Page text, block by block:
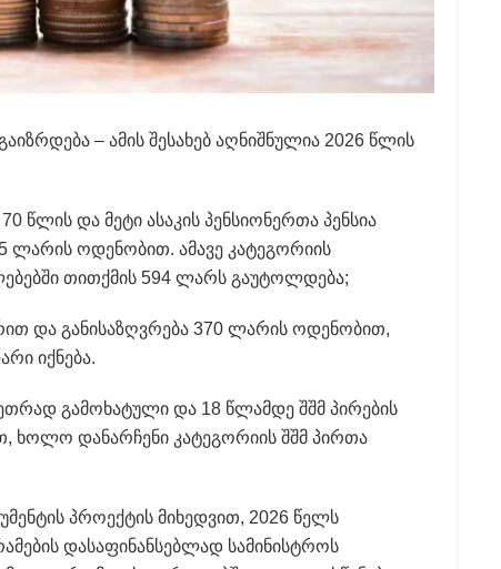
– ამის შესახებ აღნიშნულია 2026 წლის
და მეტი ასაკის პენსიონერთა პენსია
ლარის ოდენობით. ამავე კატეგორიის
თითქმის 594 ლარს გაუტოლდება;
და განისაზღვრება 370 ლარის ოდენობით,
იქნება.
გამოხატული და 18 წლამდე შშმ პირების
ხოლო დანარჩენი კატეგორიის შშმ პირთა
პროექტის მიხედვით, 2026 წელს
დასაფინანსებლად სამინისტროს